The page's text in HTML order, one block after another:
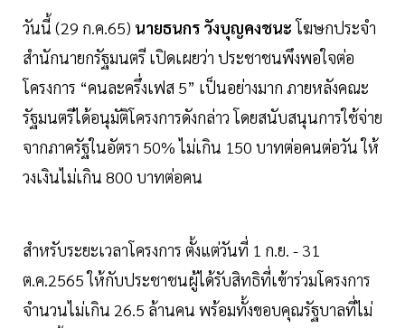
วันนี้ (29 ก.ค.65) นายธนกร วังบุญคงชนะโฆษกประจำ
สำนักนายกรัฐมนตรี เปิดเผยว่า ประชาชนพึงพอใจต่อ
โครงการ “คนละครึ่งเฟส 5” เป็นอย่างมาก ภายหลังคณะ
รัฐมนตรีได้อนุมัติโครงการดังกล่าว โดยสนับสนุนการใช้จ่าย
จากภาครัฐในอัตรา 50% ไม่เกิน 150 บาทต่อคนต่อวัน ให้
วงเงินไม่เกิน 800 บาทต่อคน
สำหรับระยะเวลาโครงการ ตั้งแต่วันที่ 1 ก.ย. - 31
ต.ค.2565 ให้กับประชาชนผู้ได้รับสิทธิที่เข้าร่วมโครงการ
จำนวนไม่เกิน 26.5 ล้านคน พร้อมทั้งขอบคุณรัฐบาลที่ไม่